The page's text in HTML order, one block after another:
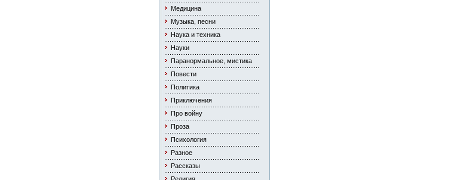
Медицина
Музыка, песни
Наука и техника
Науки
Паранормальное, мистика
Повести
Политика
Приключения
Про войну
Проза
Психология
Разное
Рассказы